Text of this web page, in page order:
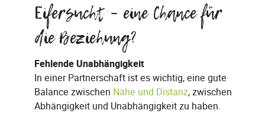
Eifersucht – eine Chance für
die Beziehung?
Fehlende Unabhängigkeit
In einer Partnerschaft ist es wichtig, eine gute
Balance zwischen Nähe und Distanz, zwischen
Abhängigkeit und Unabhängigkeit zu haben.